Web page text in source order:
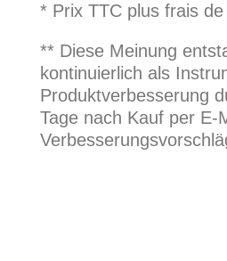
* Prix TTC plus frais
** Diese Meinung
kontinuierlich als
Produktverbesserung
Tage nach Kauf per E-